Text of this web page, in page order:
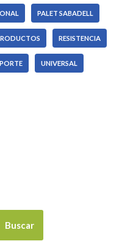
PALET SABADELL
RESISTENCIA
UNIVERSAL
Buscar